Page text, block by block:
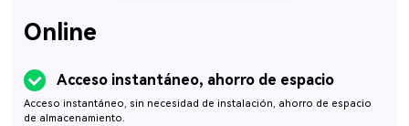
Online
Acceso instantáneo, ahorro de espacio
Acceso instantáneo, sin necesidad de instalación, ahorro de espacio
de almacenamiento.